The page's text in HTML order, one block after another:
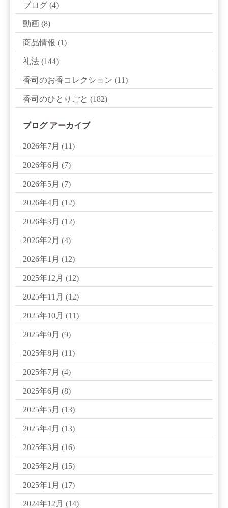
ブログ (4)
動画 (8)
商品情報 (1)
礼法 (144)
香司のお香コレクション (11)
香司のひとりごと (182)
ブログ アーカイブ
2026年7月 (11)
2026年6月 (7)
2026年5月 (7)
2026年4月 (12)
2026年3月 (12)
2026年2月 (4)
2026年1月 (12)
2025年12月 (12)
2025年11月 (12)
2025年10月 (11)
2025年9月 (9)
2025年8月 (11)
2025年7月 (4)
2025年6月 (8)
2025年5月 (13)
2025年4月 (13)
2025年3月 (16)
2025年2月 (15)
2025年1月 (17)
2024年12月 (14)